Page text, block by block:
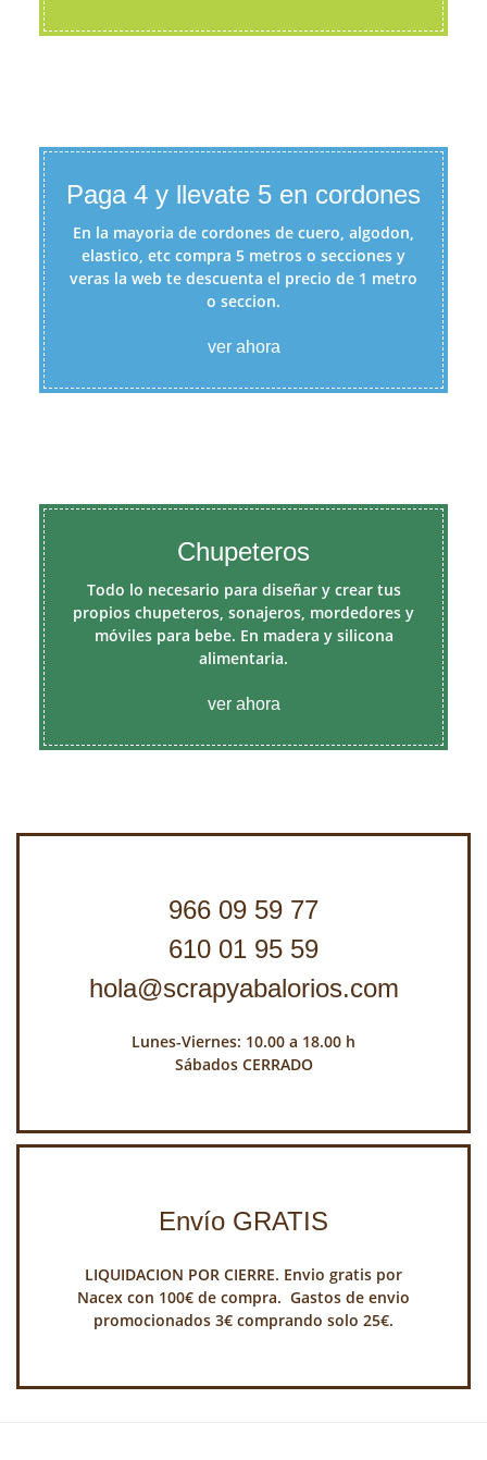
Paga 4 y llevate 5 en cordones
En la mayoria de cordones de cuero, algodon,
elastico, etc compra 5 metros o secciones y
veras la web te descuenta el precio de 1 metro
o seccion.
ver ahora
Chupeteros
Todo lo necesario para diseñar y crear tus
propios chupeteros, sonajeros, mordedores y
móviles para bebe. En madera y silicona
alimentaria.
ver ahora
966 09 59 77
610 01 95 59
hola@scrapyabalorios.com
Lunes-Viernes: 10.00 a 18.00 h
Sábados CERRADO
Envío GRATIS
LIQUIDACION POR CIERRE. Envio gratis por
Nacex con 100€ de compra. Gastos de envio
promocionados 3€ comprando solo 25€.